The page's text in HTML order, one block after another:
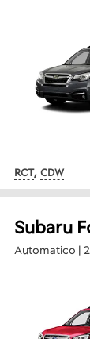
RCT, CDW
Subaru
Automatico |